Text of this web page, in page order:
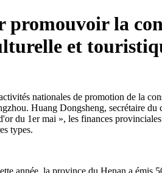
la
et
nationales de promotion de la
Huang Dongsheng, secrétaire
du 1er mai », les finances
types.
année, la province du Henan a